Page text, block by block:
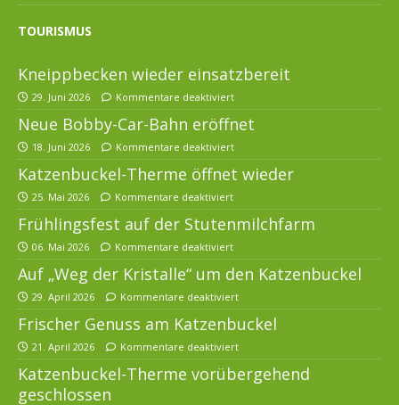
TOURISMUS
Kneippbecken wieder einsatzbereit
29. Juni 2026 Kommentare deaktiviert
Neue Bobby-Car-Bahn eröffnet
18. Juni 2026 Kommentare deaktiviert
Katzenbuckel-Therme öffnet wieder
25. Mai 2026 Kommentare deaktiviert
Frühlingsfest auf der Stutenmilchfarm
06. Mai 2026 Kommentare deaktiviert
Auf „Weg der Kristalle“ um den Katzenbuckel
29. April 2026 Kommentare deaktiviert
Frischer Genuss am Katzenbuckel
21. April 2026 Kommentare deaktiviert
Katzenbuckel-Therme vorübergehend
geschlossen